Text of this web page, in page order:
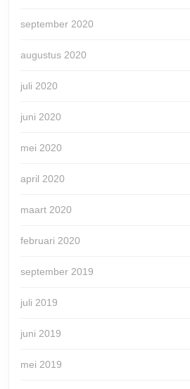
september 2020
augustus 2020
juli 2020
juni 2020
mei 2020
april 2020
maart 2020
februari 2020
september 2019
juli 2019
juni 2019
mei 2019